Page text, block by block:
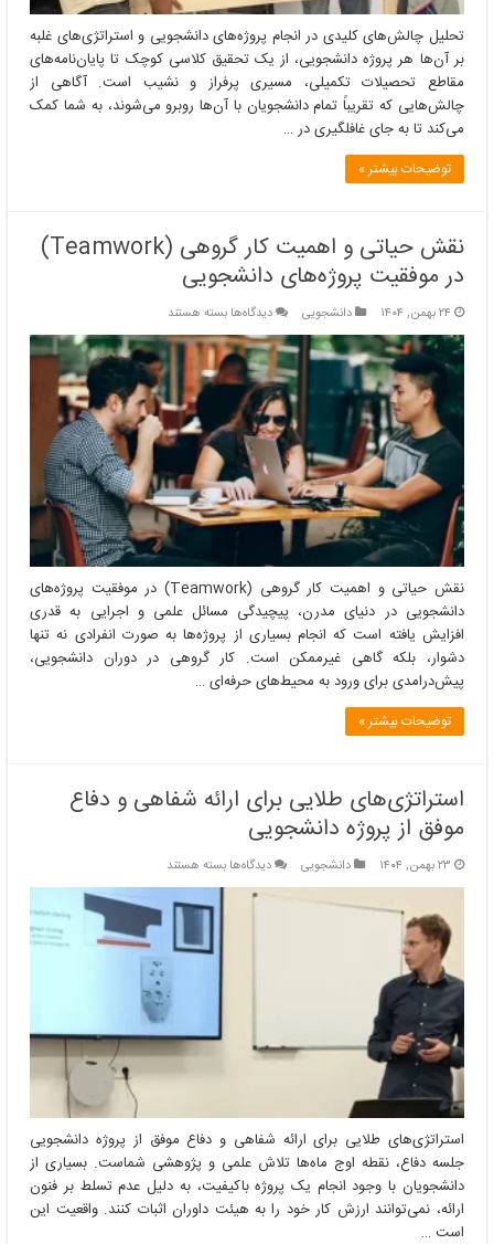
آن‌ها
تحلیل چالش‌های کلیدی در انجام پروژه‌های دانشجویی و استراتژی‌های غلبه
بر آن‌ها هر پروژه دانشجویی، از یک تحقیق کلاسی کوچک تا پایان‌نامه‌های
مقاطع تحصیلات تکمیلی، مسیری پرفراز و نشیب است. آگاهی از
چالش‌هایی که تقریباً تمام دانشجویان با آن‌ها روبرو می‌شوند، به شما کمک
می‌کند تا به جای غافلگیری در …
توضیحات بیشتر »
نقش حیاتی و اهمیت کار گروهی (Teamwork)
در موفقیت پروژه‌های دانشجویی
۲۴ بهمن, ۱۴۰۴ دانشجویی دیدگاه‌هابرای
نقش
حیاتی
و
اهمیت
کار
گروهی
در
موفقیت
پروژه‌های
دانشجویی
بسته هستند
نقش حیاتی و اهمیت کار گروهی (Teamwork) در موفقیت پروژه‌های
دانشجویی در دنیای مدرن، پیچیدگی مسائل علمی و اجرایی به قدری
افزایش یافته است که انجام بسیاری از پروژه‌ها به صورت انفرادی نه تنها
دشوار، بلکه گاهی غیرممکن است. کار گروهی در دوران دانشجویی،
پیش‌درامدی برای ورود به محیط‌های حرفه‌ای …
توضیحات بیشتر »
استراتژی‌های طلایی برای ارائه شفاهی و دفاع
موفق از پروژه دانشجویی
۲۳ بهمن, ۱۴۰۴ دانشجویی دیدگاه‌هابرای
استراتژی‌های
طلایی
ارائه
موفق
بسته هستند
استراتژی‌های طلایی برای ارائه شفاهی و دفاع موفق از پروژه دانشجویی
جلسه دفاع، نقطه اوج ماه‌ها تلاش علمی و پژوهشی شماست. بسیاری از
دانشجویان با وجود انجام یک پروژه باکیفیت، به دلیل عدم تسلط بر فنون
ارائه، نمی‌توانند ارزش کار خود را به هیئت داوران اثبات کنند. واقعیت این
است …